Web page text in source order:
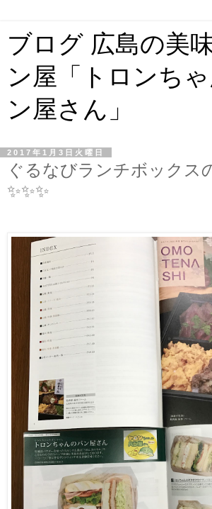
ブログ 広島の美
ン屋「トロンち
ン屋さん」
2017年1月3日火曜日
ぐるなびランチボックス
✨✨✨